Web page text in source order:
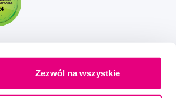
Zezwól na wszystkie